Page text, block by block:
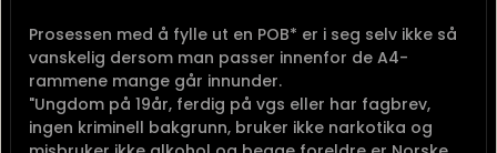
Prosessen med å fylle ut en POB* er i seg selv ikke så
vanskelig dersom man passer innenfor de A4-
rammene mange går innunder.
"Ungdom på 19år, ferdig på vgs eller har fagbrev,
ingen kriminell bakgrunn, bruker ikke narkotika og